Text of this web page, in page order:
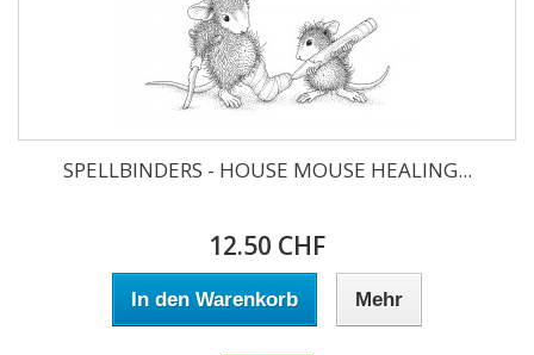
SPELLBINDERS - HOUSE MOUSE HEALING...
12.50 CHF
In den Warenkorb Mehr